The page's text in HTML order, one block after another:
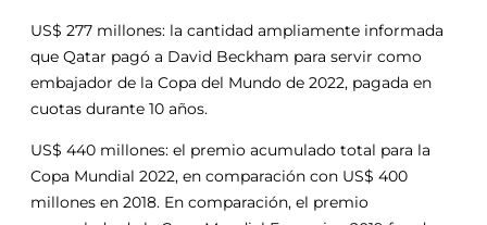
US$ 277 millones: la cantidad ampliamente informada
que Qatar pagó a David Beckham para servir como
embajador de la Copa del Mundo de 2022, pagada en
cuotas durante 10 años.
US$ 440 millones: el premio acumulado total para la
Copa Mundial 2022, en comparación con US$ 400
millones en 2018. En comparación, el premio